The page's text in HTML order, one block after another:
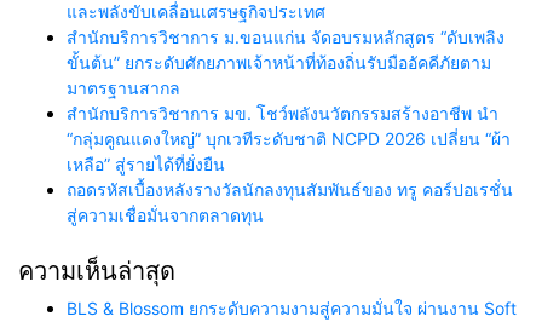
และพลังขับเคลื่อนเศรษฐกิจประเทศ
สำนักบริการวิชาการ ม.ขอนแก่น จัดอบรมหลักสูตร “ดับเพลิง
ขั้นต้น” ยกระดับศักยภาพเจ้าหน้าที่ท้องถิ่นรับมืออัคคีภัยตาม
มาตรฐานสากล
สำนักบริการวิชาการ มข. โชว์พลังนวัตกรรมสร้างอาชีพ นำ
“กลุ่มคูณแดงใหญ่” บุกเวทีระดับชาติ NCPD 2026 เปลี่ยน “ผ้า
เหลือ” สู่รายได้ที่ยั่งยืน
ถอดรหัสเบื้องหลังรางวัลนักลงทุนสัมพันธ์ของ ทรู คอร์ปอเรชั่น
สู่ความเชื่อมั่นจากตลาดทุน
ความเห็นล่าสุด
BLS & Blossom ยกระดับความงามสู่ความมั่นใจ ผ่านงาน Soft